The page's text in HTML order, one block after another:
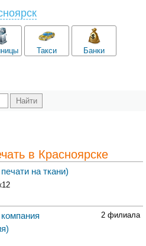
Такси Банки
в Красноярске
на ткани)
2 филиала